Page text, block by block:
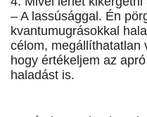
– A lassúsággal. Én
kvantumugrásokkal
célom, megállíthatatlan
hogy értékeljem az
haladást is.